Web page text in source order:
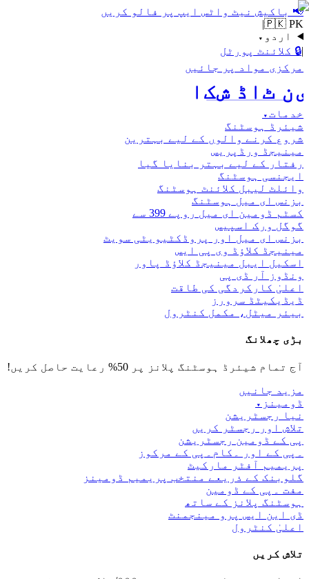
📢 باکیش نیٹ واٹس ایپ پر فالو کریں
🇵🇰 PK
|
اردو ▾
|
🔒 کلائنٹ پورٹل
مرکزی مواد پر جائیں
ڈاٹ نیٹ
خدمات▾
شیئرڈ ہوسٹنگ
شروع کرنے والوں کے لیے بہترین
مینیجڈ ورڈپریس
رفتار کے لیے بہتر بنایا گیا
ایجنسی ہوسٹنگ
وائلٹ لیبل کلائنٹ ہوسٹنگ
بزنس ای میل ہوسٹنگ
کسٹم ڈومین ای میل روپے 399 سے
گوگل ورک اسپیس
بزنس ای میل اور پروڈکٹیویٹی سویٹ
مینیجڈ کلاؤڈ وی پی ایس
اسکیل ایبل مینیجڈ کلاؤڈ پاور
ونڈوز آر ڈی پی
اعلیٰ کارکردگی کی طاقت
ڈیڈیکیٹڈ سرورز
بیئر میٹل، مکمل کنٹرول
بڑی چھلانگ
آج تمام شیئرڈ ہوسٹنگ پلانز پر 50% رعایت حاصل کریں!
مزید جانیں
ڈومینز ▾
نیا رجسٹریشن
تلاش اور رجسٹر کریں
پی کے ڈومین رجسٹریشن
۔پی کے اور ۔کام۔پی کے مرکوز
پریمیم آفٹر مارکیٹ
گلوبنک کے ذریعے منتخب پریمیم ڈومینز
مفت ۔پی کے ڈومین
ہوسٹنگ پلانز کے ساتھ
ڈی این ایس پرو مینجمنٹ
اعلیٰ کنٹرول
تلاش کریں